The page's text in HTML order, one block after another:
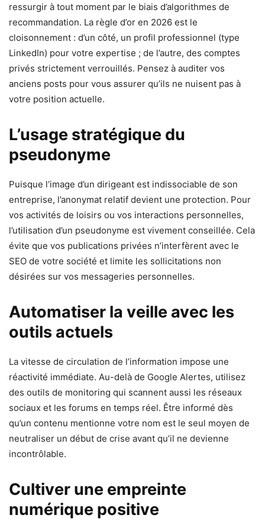
ressurgir à tout moment par le biais d’algorithmes de
recommandation. La règle d’or en 2026 est le
cloisonnement : d’un côté, un profil professionnel (type
LinkedIn) pour votre expertise ; de l’autre, des comptes
privés strictement verrouillés. Pensez à auditer vos
anciens posts pour vous assurer qu’ils ne nuisent pas à
votre position actuelle.
L’usage stratégique du
pseudonyme
Puisque l’image d’un dirigeant est indissociable de son
entreprise, l’anonymat relatif devient une protection. Pour
vos activités de loisirs ou vos interactions personnelles,
l’utilisation d’un pseudonyme est vivement conseillée. Cela
évite que vos publications privées n’interfèrent avec le
SEO de votre société et limite les sollicitations non
désirées sur vos messageries personnelles.
Automatiser la veille avec les
outils actuels
La vitesse de circulation de l’information impose une
réactivité immédiate. Au-delà de Google Alertes, utilisez
des outils de monitoring qui scannent aussi les réseaux
sociaux et les forums en temps réel. Être informé dès
qu’un contenu mentionne votre nom est le seul moyen de
neutraliser un début de crise avant qu’il ne devienne
incontrôlable.
Cultiver une empreinte
numérique positive